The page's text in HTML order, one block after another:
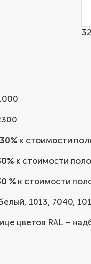
к стоимости
к стоимости
% к стоимости
1013, 7040,
цветов RAL –